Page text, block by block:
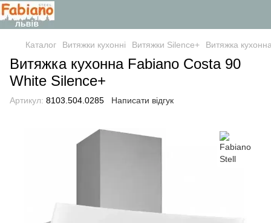
Каталог Витяжки кухонні Витяжки Silence+ Витяжка
Витяжка кухонна Fabiano Costa 90
White Silence+
Артикул: 8103.504.0285 Написати відгук